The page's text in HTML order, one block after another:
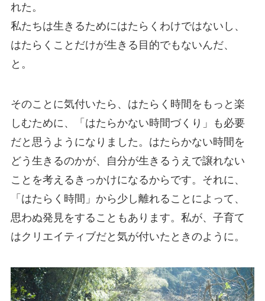
れた。
私たちは生きるためにはたらくわけではないし、
はたらくことだけが生きる目的でもないんだ、
と。
そのことに気付いたら、はたらく時間をもっと楽
しむために、「はたらかない時間づくり」も必要
だと思うようになりました。はたらかない時間を
どう生きるのかが、自分が生きるうえで譲れない
ことを考えるきっかけになるからです。それに、
「はたらく時間」から少し離れることによって、
思わぬ発見をすることもあります。私が、子育て
はクリエイティブだと気が付いたときのように。